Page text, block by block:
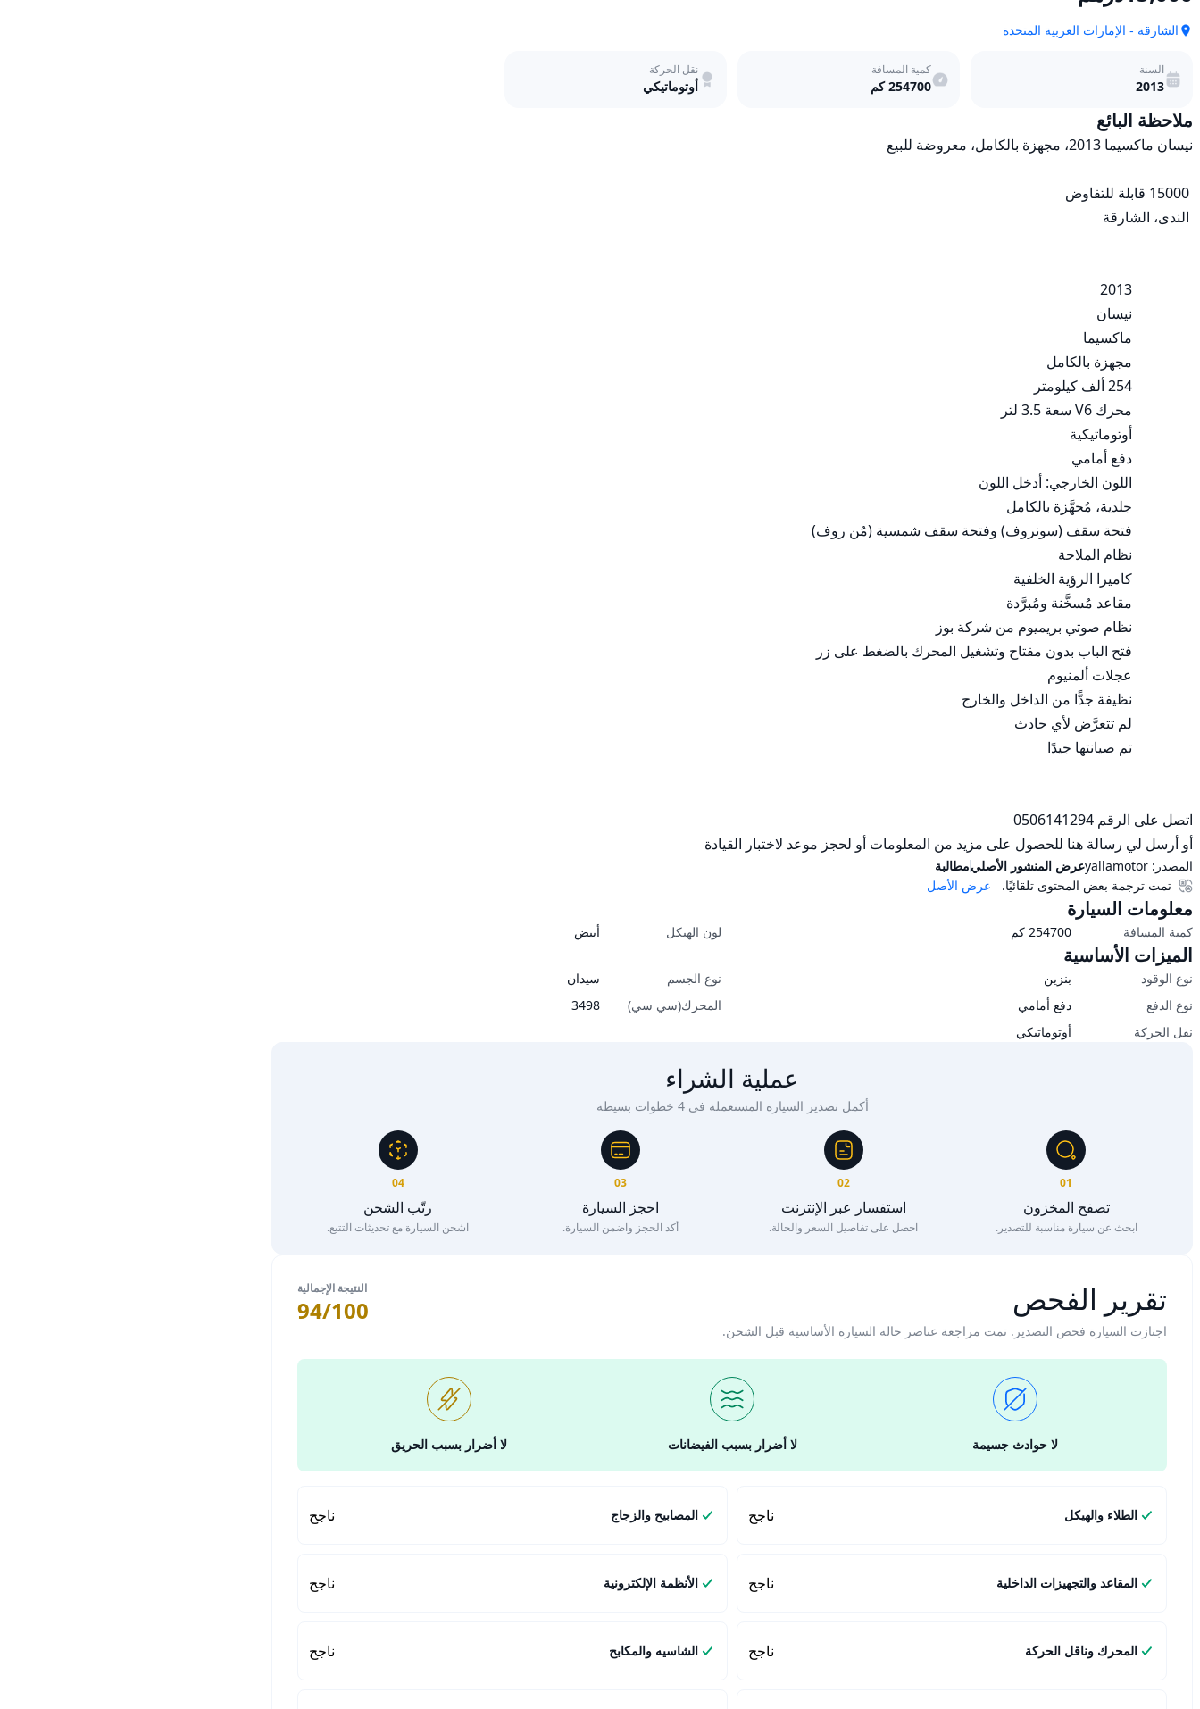
الشارقة - الإمارات العربية المتحدة
السنة
2013
كمية المسافة
254700كم
نقل الحركة
أوتوماتيكي
ملاحظة البائع
أو أرسل لي رسالة هنا للحصول على مزيد من المعلومات أو لحجز موعد لاختبار القيادة
المصدر: yallamotorعرض المنشور الأصليمطالبة
عرض الأصل
تمت ترجمة بعض المحتوى تلقائيًا.
معلومات السيارة
كمية المسافة 254700 كم لون الهيكل أبيض
الميزات الأساسية
نوع الوقود بنزين نوع الجسم
سيدان
نوع الدفع
دفع أمامي المحرك(سي سي)
3498
نقل الحركة
أوتوماتيكي
عملية الشراء
أكمل تصدير السيارة المستعملة في 4 خطوات بسيطة
01
تصفح المخزون
ابحث عن سيارة مناسبة للتصدير.
02
استفسار عبر الإنترنت
احصل على تفاصيل السعر والحالة.
03
احجز السيارة
أكد الحجز واضمن السيارة.
04
رتّب الشحن
اشحن السيارة مع تحديثات التتبع.
تقرير الفحص
اجتازت السيارة فحص التصدير. تمت مراجعة عناصر حالة السيارة الأساسية قبل الشحن.
النتيجة الإجمالية
94/100
لا حوادث جسيمة لا أضرار بسبب الفيضانات لا أضرار بسبب الحريق
الطلاء والهيكل ناجح المصابيح والزجاج ناجح
المقاعد والتجهيزات الداخلية ناجح الأنظمة الإلكترونية ناجح
المحرك وناقل الحركة ناجح الشاسيه والمكابح ناجح